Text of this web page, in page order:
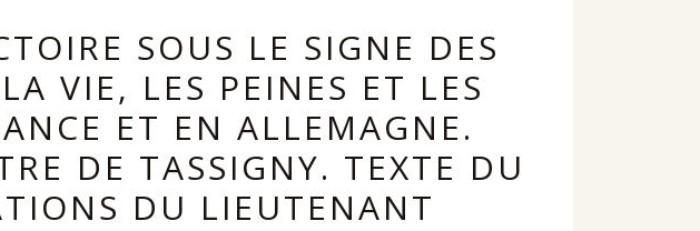
SOUS LE SIGNE DES
VIE, LES PEINES ET LES
ET EN ALLEMAGNE.
DE TASSIGNY. TEXTE DU
DU LIEUTENANT